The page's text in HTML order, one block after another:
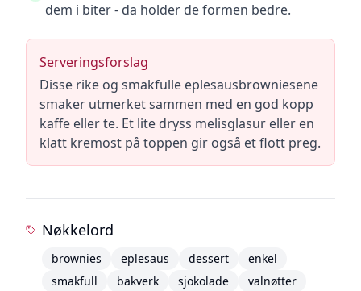
dem i biter - da holder de formen bedre.
Serveringsforslag
Disse rike og smakfulle eplesausbrowniesene
smaker utmerket sammen med en god kopp
kaffe eller te. Et lite dryss melisglasur eller en
klatt kremost på toppen gir også et flott preg.
Nøkkelord
brownies eplesaus dessert
enkel
smakfull
bakverk sjokolade valnøtter